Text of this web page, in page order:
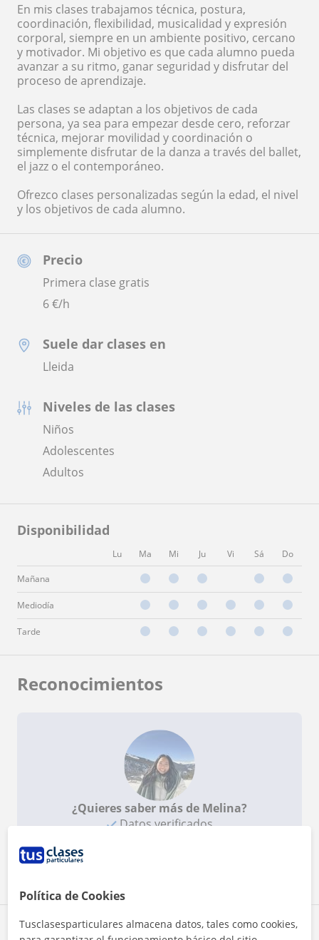
Precio
Primera clase gratis
6€/h
Suele dar clases en
Lleida
Niveles de las clases
Niños
Adolescentes
Adultos
Disponibilidad
Lu Ma Mi Ju Vi Sá Do
Mañana
Mediodía
Tarde
En mis clases trabajamos técnica, postura,
coordinación, flexibilidad, musicalidad y expresión
corporal, siempre en un ambiente positivo, cercano
y motivador. Mi objetivo es que cada alumno pueda
avanzar a su ritmo, ganar seguridad y disfrutar del
proceso de aprendizaje.
Las clases se adaptan a los objetivos de cada
persona, ya sea para empezar desde cero, reforzar
técnica, mejorar movilidad y coordinación o
simplemente disfrutar de la danza a través del ballet,
el jazz o el contemporáneo.
Ofrezco clases personalizadas según la edad, el nivel
y los objetivos de cada alumno.
Reconocimientos
¿Quieres saber más de Melina?
Datos verificados
Zona de Melina
Política de Cookies
Tusclasesparticulares almacena datos, tales como cookies,